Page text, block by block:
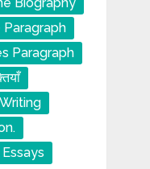
Paragraph
Paragraph